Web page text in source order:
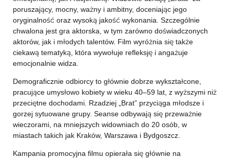
poruszający, mocny, ważny i ambitny, doceniając jego
oryginalność oraz wysoką jakość wykonania. Szczególnie
chwalona jest gra aktorska, w tym zarówno doświadczonych
aktorów, jak i młodych talentów. Film wyróżnia się także
ciekawą tematyką, która wywołuje refleksję i angażuje
emocjonalnie widza.
Demograficznie odbiorcy to głównie dobrze wykształcone,
pracujące umysłowo kobiety w wieku 40–59 lat, z wyższymi niż
przeciętne dochodami. Rzadziej „Brat” przyciąga młodsze i
gorzej sytuowane grupy. Seanse odbywają się przeważnie
wieczorami, na mniejszych widowniach do 20 osób, w
miastach takich jak Kraków, Warszawa i Bydgoszcz.
Kampania promocyjna filmu opierała się głównie na